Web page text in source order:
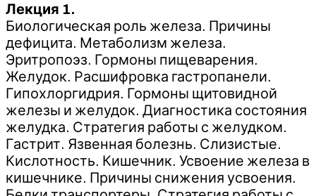
Лекция 1.
Биологическая роль железа. Причины
дефицита. Метаболизм железа.
Эритропоэз. Гормоны пищеварения.
Желудок. Расшифровка гастропанели.
Гипохлоргидрия. Гормоны щитовидной
железы и желудок. Диагностика состояния
желудка. Стратегия работы с желудком.
Гастрит. Язвенная болезнь. Слизистые.
Кислотность. Кишечник. Усвоение железа в
кишечнике. Причины снижения усвоения.